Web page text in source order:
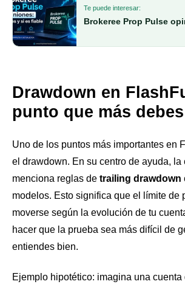
Te puede interesar:
Brokeree Prop Pulse
Drawdown en
punto que más
Uno de los puntos más importantes en
el drawdown. En su centro de ayuda, la
menciona reglas de trailing drawdown
modelos. Esto significa que el límite de
moverse según la evolución de tu
hacer que la prueba sea más difícil de
entiendes bien.
Ejemplo hipotético: imagina una cuenta